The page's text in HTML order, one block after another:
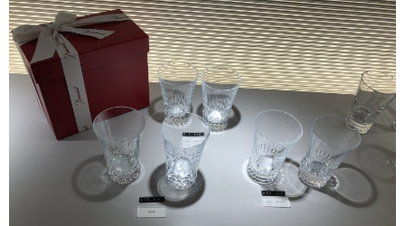
ッ
プ